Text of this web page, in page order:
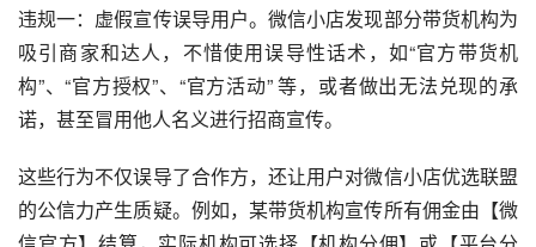
违规一：虚假宣传误导用户。微信小店发现部分带货机构为
吸引商家和达人，不惜使用误导性话术，如“官方带货机
构”、“官方授权”、“官方活动” 等，或者做出无法兑现的承
诺，甚至冒用他人名义进行招商宣传。
这些行为不仅误导了合作方，还让用户对微信小店优选联盟
的公信力产生质疑。例如，某带货机构宣传所有佣金由【微